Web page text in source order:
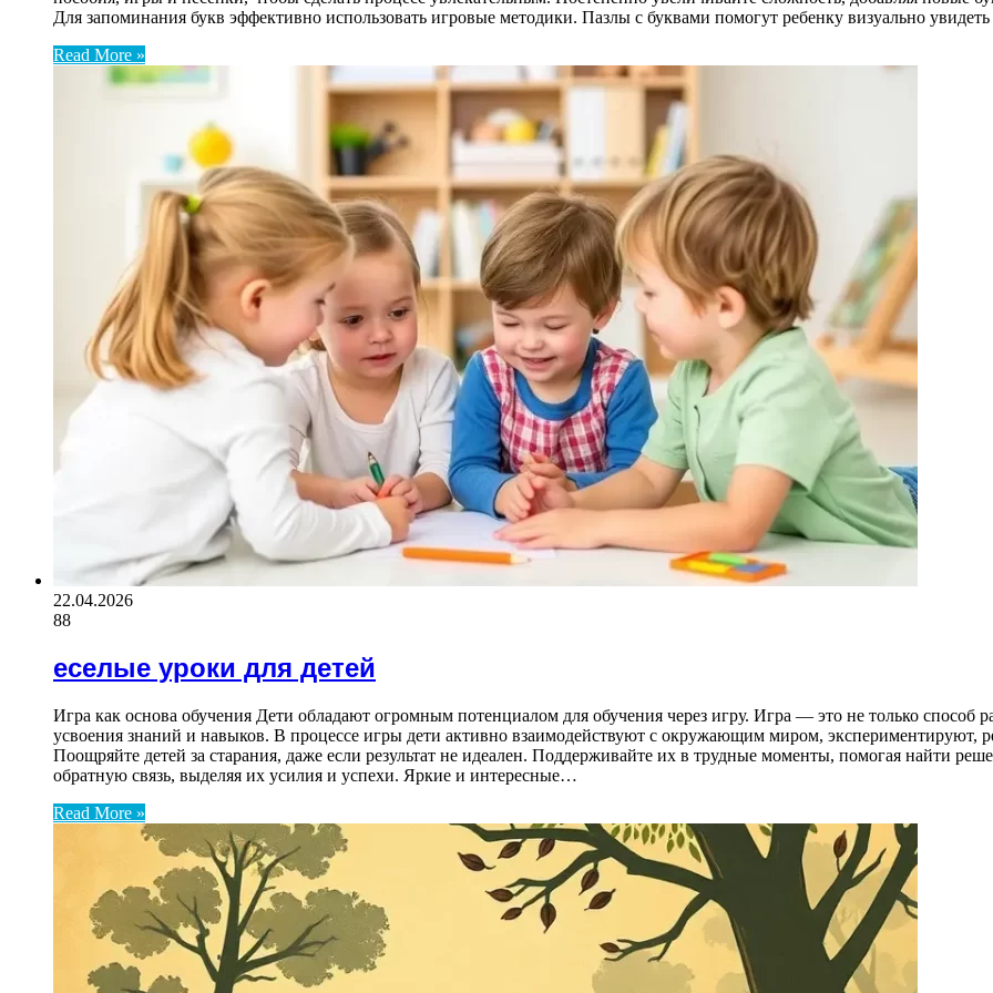
Для запоминания букв эффективно использовать игровые методики. Пазлы с буквами помогут ребенку визуально
Read More »
22.04.2026
88
еселые уроки для детей
Игра как основа обучения Дети обладают огромным потенциалом для обучения через игру. Игра — это не только способ
усвоения знаний и навыков. В процессе игры дети активно взаимодействуют с окружающим миром, экспериментируют,
Поощряйте детей за старания, даже если результат не идеален. Поддерживайте их в трудные моменты, помогая найти
обратную связь, выделяя их усилия и успехи. Яркие и интересные…
Read More »